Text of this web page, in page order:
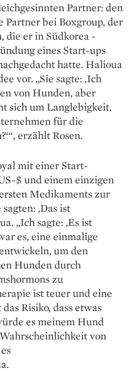
Partner: den
Partner bei Boxgroup, der
die er in Südkorea
eines Start-ups
hatte. Halioua
vor. „Sie sagte: ‚Ich
von Hunden, aber
sich um Langlebigkeit.
für die
erzählt Rosen.
mit einer Start­
$ und einem einzigen
Medikaments zur
‚Das ist
„Ich sagte: ‚Es ist
es, eine einmalige
um den
Hunden durch
zu
ist teuer und eine
Risiko, dass etwas
es meinem Hund
von